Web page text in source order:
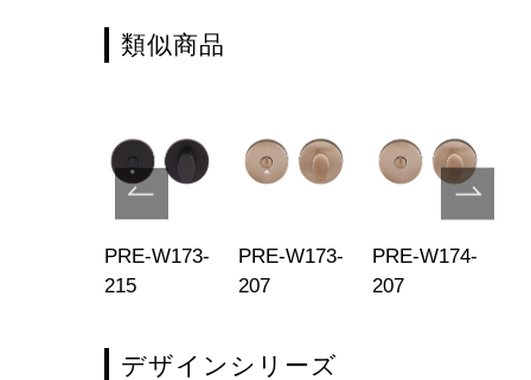
類似商品
PRE-W173-
215
PRE-W173-
207
PRE-W174-
207
デザインシリーズ